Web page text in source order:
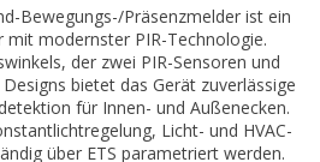
Bewegungs-/Präsenzmelder ist ein
modernster PIR-Technologie.
der zwei PIR-Sensoren und
bietet das Gerät zuverlässige
für Innen- und Außenecken.
Licht- und HVAC-
über ETS parametriert werden.